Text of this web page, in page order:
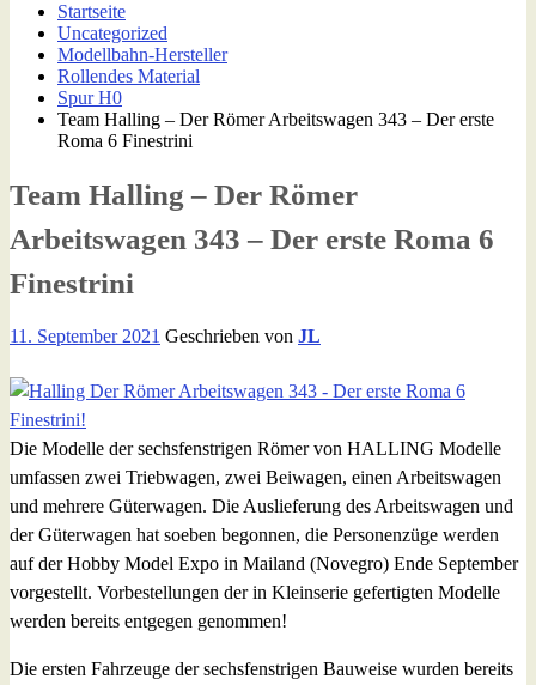
Startseite
Uncategorized
Modellbahn-Hersteller
Rollendes Material
Spur H0
Team Halling – Der Römer Arbeitswagen 343 – Der erste
Roma 6 Finestrini
Team Halling – Der Römer
Arbeitswagen 343 – Der erste Roma 6
Finestrini
11. September 2021 Geschrieben von JL
Die Modelle der sechsfenstrigen Römer von HALLING Modelle
umfassen zwei Triebwagen, zwei Beiwagen, einen Arbeitswagen
und mehrere Güterwagen. Die Auslieferung des Arbeitswagen und
der Güterwagen hat soeben begonnen, die Personenzüge werden
auf der Hobby Model Expo in Mailand (Novegro) Ende September
vorgestellt. Vorbestellungen der in Kleinserie gefertigten Modelle
werden bereits entgegen genommen!
Die ersten Fahrzeuge der sechsfenstrigen Bauweise wurden bereits